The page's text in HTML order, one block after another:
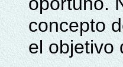
concepto
el objetivo